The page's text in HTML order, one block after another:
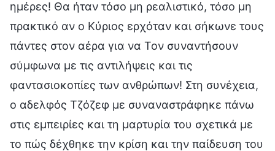
ημέρες! Θα ήταν τόσο μη ρεαλιστικό, τόσο μη
πρακτικό αν ο Κύριος ερχόταν και σήκωνε τους
πάντες στον αέρα για να Τον συναντήσουν
σύμφωνα με τις αντιλήψεις και τις
φαντασιοκοπίες των ανθρώπων! Στη συνέχεια,
ο αδελφός Τζόζεφ με συναναστράφηκε πάνω
στις εμπειρίες και τη μαρτυρία του σχετικά με
το πώς δέχθηκε την κρίση και την παίδευση του